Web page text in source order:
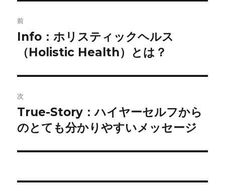
稿
ナ
ビ
ゲ
ー
シ
ン
前
前
の
稿:
Info：ホリスティックヘルス
（Holistic Health）とは？
次
次
の
稿:
True-Story：ハイヤーセルフから
のとても分かりやすいメッセージ